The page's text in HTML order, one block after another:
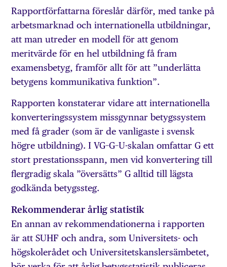
Rapportförfattarna föreslår därför, med tanke på
arbetsmarknad och internationella utbildningar,
att man utreder en modell för att genom
meritvärde för en hel utbildning få fram
examensbetyg, framför allt för att ”underlätta
betygens kommunikativa funktion”.
Rapporten konstaterar vidare att internationella
konverteringssystem missgynnar betygssystem
med få grader (som är de vanligaste i svensk
högre utbildning). I VG–G–U-skalan omfattar G ett
stort prestationsspann, men vid konvertering till
flergradig skala ”översätts” G alltid till lägsta
godkända betygssteg.
Rekommenderar årlig statistik
En annan av rekommendationerna i rapporten
är att SUHF och andra, som Universitets- och
högskolerådet och Universitetskanslersämbetet,